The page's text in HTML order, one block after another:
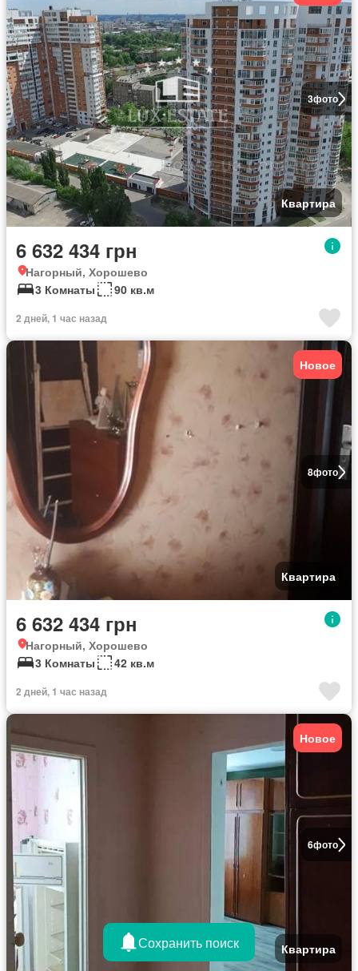
3фото
Квартира
6 632 434 грн
Нагорный, Хорошево
3 Комнаты
90 кв.м
2 дней, 1 час назад
8фото
Новое
Квартира
6 632 434 грн
Нагорный, Хорошево
3 Комнаты
42 кв.м
2 дней, 1 час назад
6фото
Новое
Квартира
Сохранить поиск